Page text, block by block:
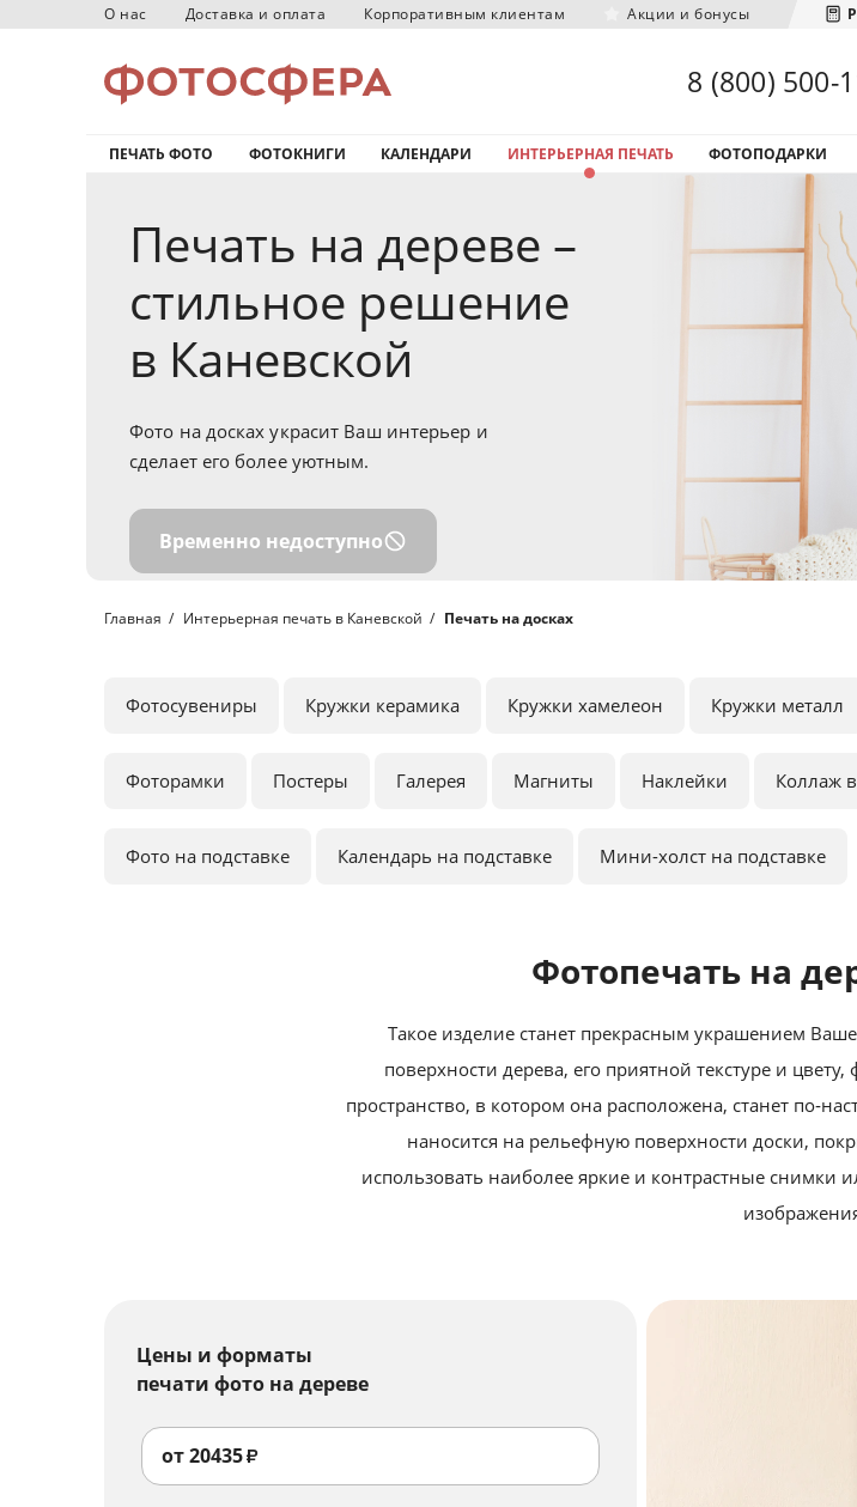
О нас Доставка и оплата Корпоративным клиентам Акции и бонусы
Загрузка
8 (800) 500-
ПЕЧАТЬ ФОТО ФОТОКНИГИ КАЛЕНДАРИ ИНТЕРЬЕРНАЯ ПЕЧАТЬ ФОТОПОДАРКИ
Печать на дереве –
стильное решение
в Каневской
Фото на досках украсит Ваш интерьер и
сделает его более уютным.
Временно недоступно
Главная Интерьерная печать в Каневской Печать на досках
Фотосувениры Кружки керамика Кружки хамелеон Кружки металл
Фоторамки Постеры Галерея Магниты Наклейки Коллаж
Фото на подставке Календарь на подставке Мини-холст на подставке
Фотопечать на
Такое изделие станет прекрасным украшением
поверхности дерева, его приятной текстуре и
пространство, в котором она расположена, станет
наносится на рельефную поверхности доски,
использовать наиболее яркие и контрастные снимки
Цены и форматы
печати фото на дереве
от20435₽